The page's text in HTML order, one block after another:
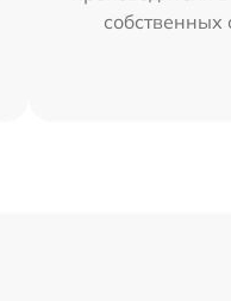
собственных